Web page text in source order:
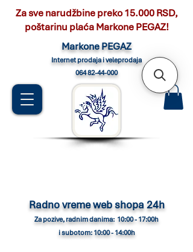
Markone PEGAZ
Internet prodaja i veleprodaja
064 82-44-000
Radno vreme web shopa 24h
Za pozive, radnim danima: 10:00 - 17:00h
i subotom: 10:00 - 14:00h
Za sve narudžbine preko 15.000 RSD,
poštarinu plaća Markone PEGAZ!